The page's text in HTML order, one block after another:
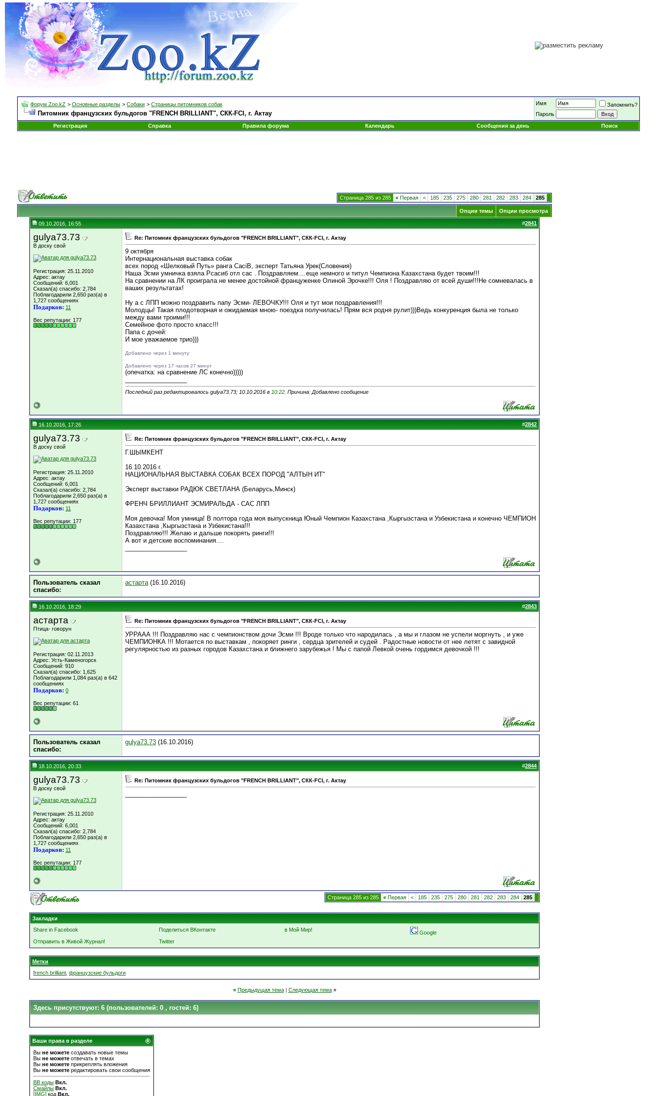
Форум Zoo.kZ > Основные разделы > Собаки > Страницы питомников собак
Питомник французских бульдогов "FRENCH BRILLIANT", СКК-FCI, г. Актау
Имя
Запомнить?
Пароль
Регистрация
Справка Правила форума Календарь Сообщения за день Поиск
Страница 285 из 285 « Первая < 185 235 275 280 281 282 283 284 285
Опции темы Опции просмотра
09.10.2016, 16:55 #2841
gulya73.73
В доску свой
Регистрация: 25.11.2010
Адрес: актау
Сообщений: 6,001
Сказал(а) спасибо: 2,784
Поблагодарили 2,650 раз(а) в
1,727 сообщениях
Подарков: 11
Вес репутации: 177
Re: Питомник французских бульдогов "FRENCH BRILLIANT", СКК-FCI, г. Актау
9 октября
Интернациональная выставка собак
всех пород «Шелковый Путь» ранга СасiB, эксперт Татьяна Урек(Словения)
Наша Эсми умничка взяла Рсасиб отл сас . Поздравляем....еще немного и титул Чемпиона Казахстана будет твоим!!!
На сравнении на ЛК проиграла не менее достойной француженке Олиной Эрочке!!! Оля ! Поздравляю от всей души!!!Не сомневалась в
ваших результатах!
Ну а с ЛПП можно поздравить папу Эсми- ЛЕВОЧКУ!!! Оля и тут мои поздравления!!!
Молодцы! Такая плодотворная и ожидаемая мною- поездка получилась! Прям вся родня рулит)))Ведь конкуренция была не только
между вами троими!!!
Семейное фото просто класс!!!
Папа с дочей:
И мое уважаемое трио)))
Добавлено через 1 минуту
Добавлено через 17 часов 27 минут
(опечатка: на сравнение ЛС конечно)))))
Последний раз редактировалось gulya73.73; 10.10.2016 в 10:22 . Причина: Добавлено сообщение
16.10.2016, 17:26 #2842
gulya73.73
В доску свой
Регистрация: 25.11.2010
Адрес: актау
Сообщений: 6,001
Сказал(а) спасибо: 2,784
Поблагодарили 2,650 раз(а) в
1,727 сообщениях
Подарков: 11
Вес репутации: 177
Re: Питомник французских бульдогов "FRENCH BRILLIANT", СКК-FCI, г. Актау
Г.ШЫМКЕНТ
16.10.2016 г.
НАЦИОНАЛЬНАЯ ВЫСТАВКА СОБАК ВСЕХ ПОРОД "АЛТЫН ИТ"
Эксперт выставки РАДЮК СВЕТЛАНА (Беларусь,Минск)
ФРЕНЧ БРИЛЛИАНТ ЭСМИРАЛЬДА - САС ЛПП
Моя девочка! Моя умница! В полтора года моя выпускница Юный Чемпион Казахстана ,Кыргызстана и Узбекистана и конечно ЧЕМПИОН
Казахстана ,Кыргызстана и Узбекистана!!!
Поздравляю!!! Желаю и дальше покорять ринги!!!
А вот и детские воспоминания....
Пользователь сказал
cпасибо:
астарта(16.10.2016)
16.10.2016, 18:29 #2843
астарта
Птица- говорун
Регистрация: 02.11.2013
Адрес: Усть-Каменогорск
Сообщений: 910
Сказал(а) спасибо: 1,625
Поблагодарили 1,084 раз(а) в 642
сообщениях
Подарков: 0
Вес репутации: 61
Re: Питомник французских бульдогов "FRENCH BRILLIANT", СКК-FCI, г. Актау
УРРААА !!! Поздравляю нас с чемпионством дочи Эсми !!! Вроде только что народилась , а мы и глазом не успели моргнуть , и уже
ЧЕМПИОНКА !!! Мотается по выставкам , покоряет ринги , сердца зрителей и судей . Радостные новости от нее летят с завидной
регулярностью из разных городов Казахстана и ближнего зарубежья ! Мы с папой Левкой очень гордимся девочкой !!!
Пользователь сказал
cпасибо:
gulya73.73 (16.10.2016)
18.10.2016, 20:33 #2844
gulya73.73
В доску свой
Регистрация: 25.11.2010
Адрес: актау
Сообщений: 6,001
Сказал(а) спасибо: 2,784
Поблагодарили 2,650 раз(а) в
1,727 сообщениях
Подарков: 11
Вес репутации: 177
Re: Питомник французских бульдогов "FRENCH BRILLIANT", СКК-FCI, г. Актау
Страница 285 из 285 « Первая < 185 235 275 280 281 282 283 284 285
Закладки
Share in Facebook
Поделиться ВКонтакте в Мой Мир!
Google
Отправить в Живой Журнал!
Twitter
Метки
french brilliant французские бульдоги
« Предыдущая тема| Следующая тема »
Здесь присутствуют: 6 (пользователей: 0 , гостей: 6)
Ваши права в разделе
Вы не можете создавать новые темы
Вы не можете отвечать в темах
Вы не можете прикреплять вложения
Вы не можете редактировать свои сообщения
BB коды Вкл.
Смайлы Вкл.
[IMG] код Вкл.